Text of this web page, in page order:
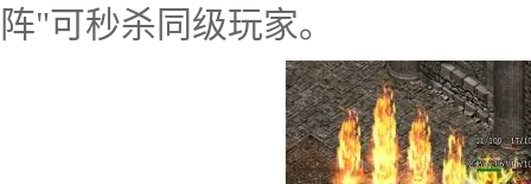
阵"可秒杀同级玩家。